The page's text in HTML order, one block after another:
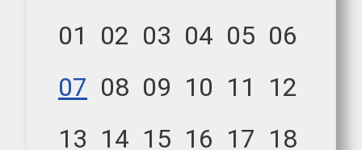
01
02 03 04 05 06
07 08 09 10 11
12
13 14 15 16 17 18